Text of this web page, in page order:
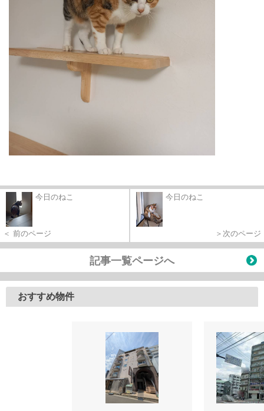
今日のねこ
＜ 前のページ
今日のねこ
＞次のページ
記事一覧ページへ
おすすめ物件